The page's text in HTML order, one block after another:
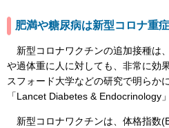
肥満や糖尿病は新型コロナ重
新型コロナワクチンの追加接種は
や過体重に人に対しても、非常に効
スフォード大学などの研究で明らか
「Lancet Diabetes & Endocrinology
新型コロナワクチンは、体格指数